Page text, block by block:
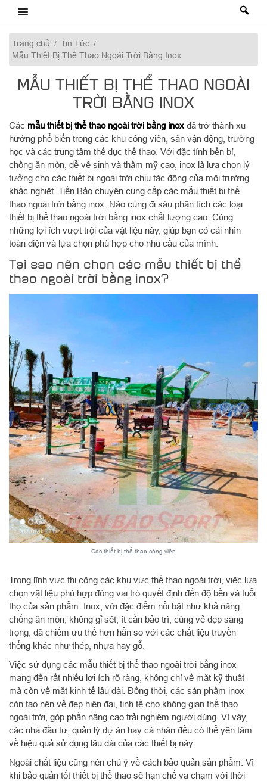
content
Trang chủ / Tin Tức /
Mẫu Thiết Bị Thể Thao Ngoài Trời Bằng Inox
MẪU THIẾT BỊ THỂ THAO NGOÀI
TRỜI BẰNG INOX
Các mẫu thiết bị thể thao ngoài trời bằng inox đã trở thành xu
hướng phổ biến trong các khu công viên, sân vận động, trường
học và các trung tâm thể dục thể thao. Với đặc tính bền bỉ,
chống ăn mòn, dễ vệ sinh và thẩm mỹ cao, inox là lựa chọn lý
tưởng cho các thiết bị ngoài trời chịu tác động của môi trường
khắc nghiệt. Tiến Bảo chuyên cung cấp các mẫu thiết bị thể
thao ngoài trời bằng inox. Nào cùng đi sâu phân tích các loại
thiết bị thể thao ngoài trời bằng inox chất lượng cao. Cùng
những lợi ích vượt trội của vật liệu này, giúp bạn có cái nhìn
toàn diện và lựa chọn phù hợp cho nhu cầu của mình.
Tại sao nên chọn các mẫu thiết bị thể
thao ngoài trời bằng inox?
Các thiết bị thể thao công viên
Trong lĩnh vực thi công các khu vực thể thao ngoài trời, việc lựa
chọn vật liệu phù hợp đóng vai trò quyết định đến độ bền và tuổi
thọ của sản phẩm. Inox, với đặc điểm nổi bật như khả năng
chống ăn mòn, không gỉ sét, ít cần bảo trì, cùng vẻ đẹp sang
trọng, đã chiếm ưu thế hơn hẳn so với các chất liệu truyền
thống khác như thép, nhựa hay gỗ.
Việc sử dụng các mẫu thiết bị thể thao ngoài trời bằng inox
mang đến rất nhiều lợi ích rõ ràng, không chỉ về mặt kỹ thuật
mà còn về mặt kinh tế lâu dài. Đồng thời, các sản phẩm inox
còn tạo nên vẻ đẹp hiện đại, tinh tế cho không gian thể thao
ngoài trời, góp phần nâng cao trải nghiệm người dùng. Vì vậy,
các nhà đầu tư, quản lý dự án hay cá nhân đều có thể yên tâm
về hiệu quả sử dụng lâu dài của các thiết bị này.
Ngoài chất liệu cũng nên chú ý về cách bảo quản sản phẩm. Vì
khi bảo quản tốt thiết bị thể thao sẽ hạn chế va chạm với thời